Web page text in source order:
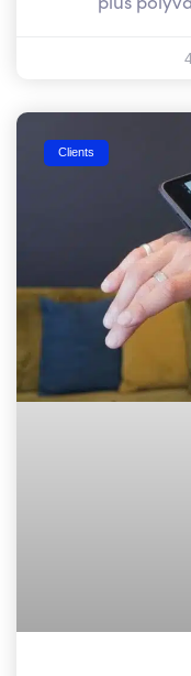
Clients